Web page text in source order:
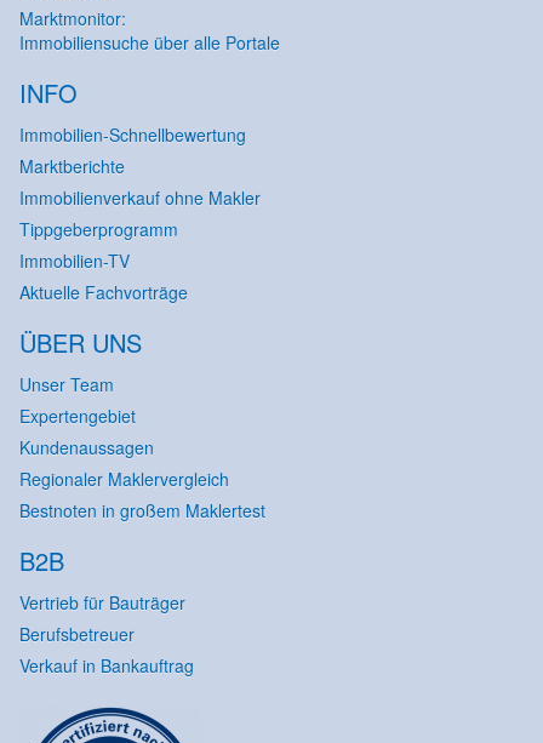
Marktmonitor:
Immobiliensuche über alle Portale
INFO
Immobilien-Schnellbewertung
Marktberichte
Immobilienverkauf ohne Makler
Tippgeberprogramm
Immobilien-TV
Aktuelle Fachvorträge
ÜBER UNS
Unser Team
Expertengebiet
Kundenaussagen
Regionaler Maklervergleich
Bestnoten in großem Maklertest
B2B
Vertrieb für Bauträger
Berufsbetreuer
Verkauf in Bankauftrag